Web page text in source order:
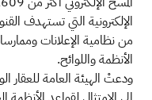
الإلكترونية التي تستهدف
من نظامية الإعلانات
الأنظمة واللوائح.
ودعتْ الهيئة العامة للعقار